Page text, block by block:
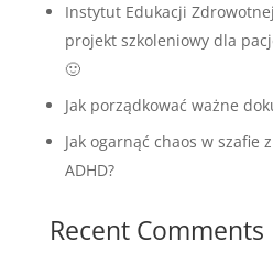
Instytut Edukacji
projekt szkoleniowy dla
🙂
Jak porządkować ważne
Jak ogarnąć chaos w szafie
ADHD?
Recent Comments